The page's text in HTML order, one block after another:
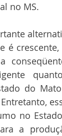
no MS.
é
do
no
a